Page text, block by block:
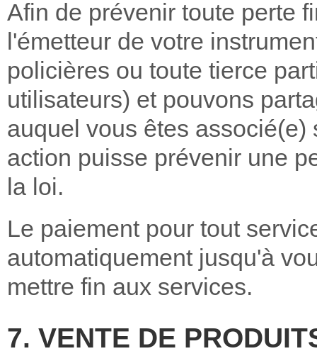
Afin de prévenir toute perte
l'émetteur de votre
policières ou toute tierce
utilisateurs) et pouvons
auquel vous êtes
action puisse prévenir une
la loi.
Le paiement pour tout
automatiquement jusqu'à
mettre fin aux services.
7. VENTE DE